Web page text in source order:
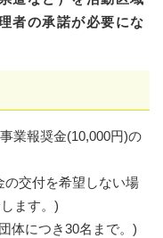
者の承諾が必要にな
業報奨金(10,000円)の
の交付を希望しない場
ます。)
体につき30名まで。)